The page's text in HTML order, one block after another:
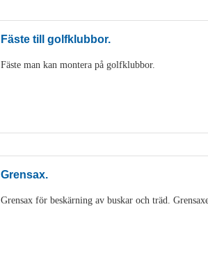
Fäste till golfklubbor.
Fäste man kan montera på golfklubbor.
Grensax.
Grensax för beskärning av buskar och träd.